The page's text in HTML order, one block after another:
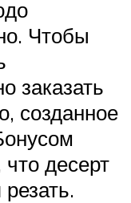
Чтобы
заказать
созданное
десерт